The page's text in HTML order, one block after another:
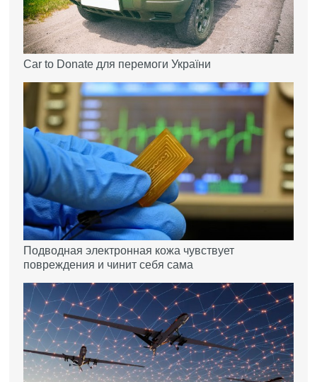
Car to Donate для перемоги України
Подводная электронная кожа чувствует
повреждения и чинит себя сама